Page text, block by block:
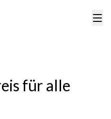
für alle